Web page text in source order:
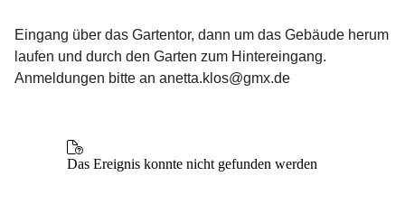
Eingang über das Gartentor, dann um das Gebäude herum
laufen und durch den Garten zum Hintereingang.
Anmeldungen bitte an anetta.klos@gmx.de